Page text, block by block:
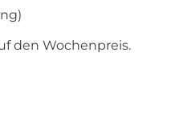
den Wochenpreis.